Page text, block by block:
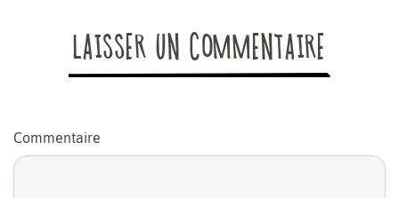
LAISSER UN COMMENTAIRE
Commentaire